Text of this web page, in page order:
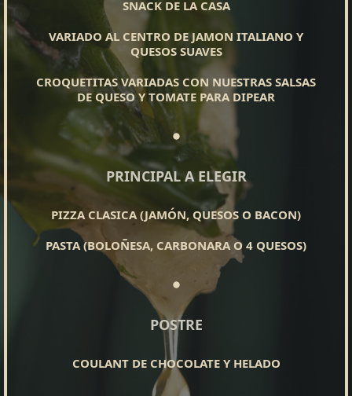
SNACK DE LA CASA
VARIADO AL CENTRO DE JAMON ITALIANO Y
QUESOS SUAVES
CROQUETITAS VARIADAS CON NUESTRAS SALSAS
DE QUESO Y TOMATE PARA DIPEAR
PRINCIPAL A ELEGIR
PIZZA CLASICA (JAMÓN, QUESOS O BACON)
PASTA (BOLOÑESA, CARBONARA O 4 QUESOS)
POSTRE
COULANT DE CHOCOLATE Y HELADO